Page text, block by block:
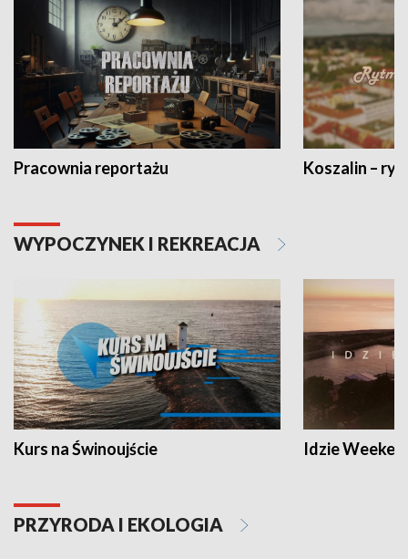
Pracownia reportażu Koszalin –
WYPOCZYNEK I REKREACJA
Kurs na Świnoujście Idzie
PRZYRODA I EKOLOGIA